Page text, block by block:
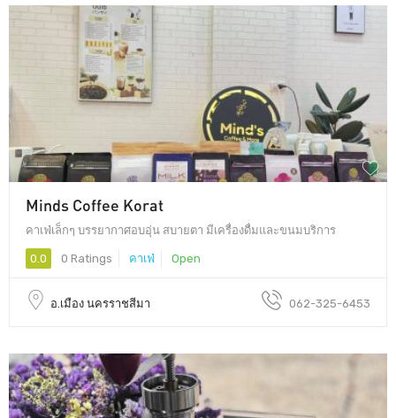
Minds Coffee Korat
คาเฟ่เล็กๆ บรรยากาศอบอุ่น สบายตา มีเครื่องดื่มและขนมบริการ
0.0 0 Ratings คาเฟ่ Open
อ.เมือง นครราชสีมา 062-325-6453